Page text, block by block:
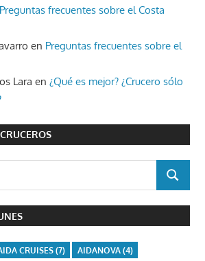
Preguntas frecuentes sobre el Costa
en Preguntas frecuentes sobre el
Lara en ¿Qué es mejor? ¿Crucero sólo
BUSCAR
CRUISES(7) AIDANOVA(4)